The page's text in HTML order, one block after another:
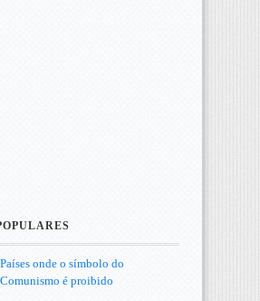
Países onde o símbolo do
Comunismo é proibido